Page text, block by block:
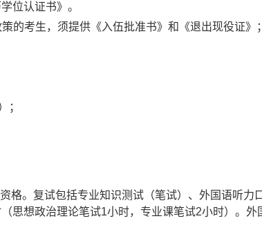
位认证书》。
的考生，须提供《入伍批准书》和《退出现役证》；
；
格。复试包括专业知识测试（笔试） 、外国语听力
思想政治理论笔试1小时，专业课笔试2小时）。外